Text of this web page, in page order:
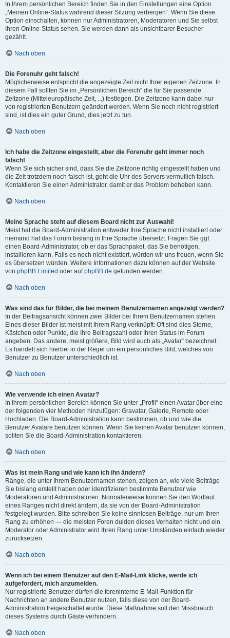
In Ihrem persönlichen Bereich finden Sie in den Einstellungen eine Option
„Meinen Online-Status während dieser Sitzung verbergen“. Wenn Sie diese
Option einschalten, können nur Administratoren, Moderatoren und Sie selbst
Ihren Online-Status sehen. Sie werden dann als unsichtbarer Besucher
gezählt.
Nach oben
Die Forenuhr geht falsch!
Möglicherweise entspricht die angezeigte Zeit nicht Ihrer eigenen Zeitzone. In
diesem Fall sollten Sie im „Persönlichen Bereich“ die für Sie passende
Zeitzone (Mitteleuropäische Zeit, ...) festlegen. Die Zeitzone kann dabei nur
von registrierten Benutzern geändert werden. Wenn Sie noch nicht registriert
sind, ist dies ein guter Grund, dies jetzt zu tun.
Nach oben
Ich habe die Zeitzone eingestellt, aber die Forenuhr geht immer noch
falsch!
Wenn Sie sich sicher sind, dass Sie die Zeitzone richtig eingestellt haben und
die Zeit trotzdem noch falsch ist, geht die Uhr des Servers vermutlich falsch.
Kontaktieren Sie einen Administrator, damit er das Problem beheben kann.
Nach oben
Meine Sprache steht auf diesem Board nicht zur Auswahl!
Meist hat die Board-Administration entweder Ihre Sprache nicht installiert oder
niemand hat das Forum bislang in Ihre Sprache übersetzt. Fragen Sie ggf.
einen Board-Administrator, ob er das Sprachpaket, das Sie benötigen,
installieren kann. Falls es noch nicht existiert, würden wir uns freuen, wenn Sie
es übersetzen würden. Weitere Informationen dazu können auf der Website
von phpBB Limited oder aufphpBB.de gefunden werden.
Nach oben
Was sind das für Bilder, die bei meinem Benutzernamen angezeigt werden?
In der Beitragsansicht können zwei Bilder bei Ihrem Benutzernamen stehen.
Eines dieser Bilder ist meist mit Ihrem Rang verknüpft: Oft sind dies Sterne,
Kästchen oder Punkte, die Ihre Beitragszahl oder Ihren Status im Forum
angeben. Das andere, meist größere, Bild wird auch als „Avatar“ bezeichnet.
Es handelt sich hierbei in der Regel um ein persönliches Bild, welches von
Benutzer zu Benutzer unterschiedlich ist.
Nach oben
Wie verwende ich einen Avatar?
In Ihrem persönlichen Bereich können Sie unter „Profil“ einen Avatar über eine
der folgenden vier Methoden hinzufügen: Gravatar, Galerie, Remote oder
Hochladen. Die Board-Administration kann bestimmen, ob und wie die
Benutzer Avatare benutzen können. Wenn Sie keinen Avatar benutzen können,
sollten Sie die Board-Administration kontaktieren.
Nach oben
Was ist mein Rang und wie kann ich ihn ändern?
Ränge, die unter Ihrem Benutzernamen stehen, zeigen an, wie viele Beiträge
Sie bislang erstellt haben oder identifizieren bestimmte Benutzer wie
Moderatoren und Administratoren. Normalerweise können Sie den Wortlaut
eines Ranges nicht direkt ändern, da sie von der Board-Administration
festgelegt wurden. Bitte schreiben Sie keine sinnlosen Beiträge, nur um Ihren
Rang zu erhöhen — die meisten Foren dulden dieses Verhalten nicht und ein
Moderator oder Administrator wird Ihren Rang unter Umständen einfach wieder
zurücksetzen.
Nach oben
Wenn ich bei einem Benutzer auf den E-Mail-Link klicke, werde ich
aufgefordert, mich anzumelden.
Nur registrierte Benutzer dürfen die foreninterne E-Mail-Funktion für
Nachrichten an andere Benutzer nutzen, falls diese von der Board-
Administration freigeschaltet wurde. Diese Maßnahme soll den Missbrauch
dieses Systems durch Gäste verhindern.
Nach oben